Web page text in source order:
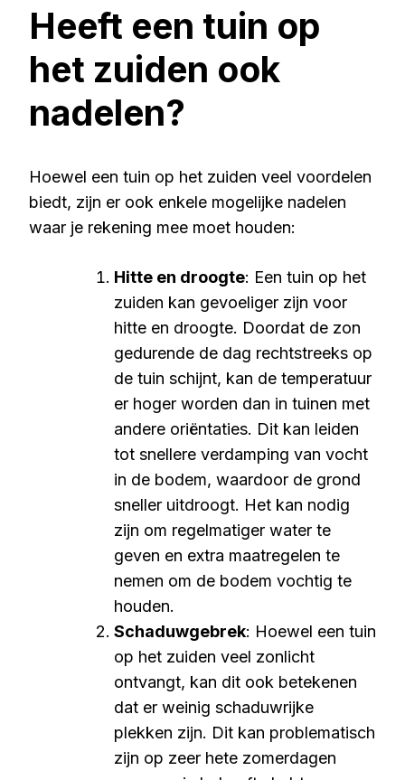
Heeft een tuin op
het zuiden ook
nadelen?
Hoewel een tuin op het zuiden veel voordelen
biedt, zijn er ook enkele mogelijke nadelen
waar je rekening mee moet houden:
Hitte en droogte: Een tuin op het
zuiden kan gevoeliger zijn voor
hitte en droogte. Doordat de zon
gedurende de dag rechtstreeks op
de tuin schijnt, kan de temperatuur
er hoger worden dan in tuinen met
andere oriëntaties. Dit kan leiden
tot snellere verdamping van vocht
in de bodem, waardoor de grond
sneller uitdroogt. Het kan nodig
zijn om regelmatiger water te
geven en extra maatregelen te
nemen om de bodem vochtig te
houden.
Schaduwgebrek: Hoewel een tuin
op het zuiden veel zonlicht
ontvangt, kan dit ook betekenen
dat er weinig schaduwrijke
plekken zijn. Dit kan problematisch
zijn op zeer hete zomerdagen